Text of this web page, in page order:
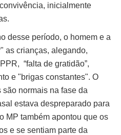
inicialmente
desse período, o homem e a
as crianças, alegando,
“falta de gratidão”,
e "brigas constantes". O
normais na fase da
estava despreparado para
MP também apontou que os
e se sentiam parte da